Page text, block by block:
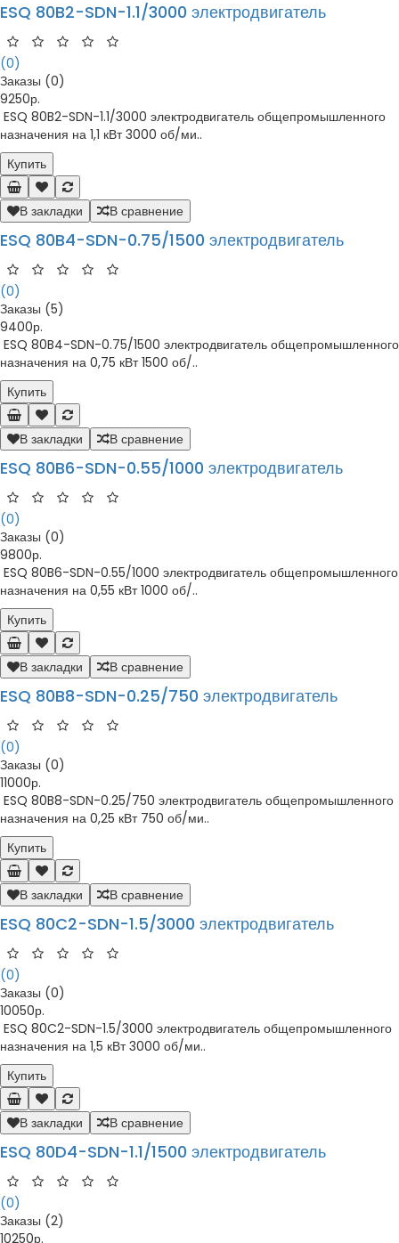
ESQ 80B2-SDN-1.1/3000 электродвигатель
(0)
Заказы (0)
9250р.
ESQ 80B2-SDN-1.1/3000 электродвигатель общепромышленного
назначения на 1,1 кВт 3000 об/ми..
Купить
В закладки В сравнение
ESQ 80B4-SDN-0.75/1500 электродвигатель
(0)
Заказы (5)
9400р.
ESQ 80B4-SDN-0.75/1500 электродвигатель общепромышленного
назначения на 0,75 кВт 1500 об/..
Купить
В закладки В сравнение
ESQ 80B6-SDN-0.55/1000 электродвигатель
(0)
Заказы (0)
9800р.
ESQ 80B6-SDN-0.55/1000 электродвигатель общепромышленного
назначения на 0,55 кВт 1000 об/..
Купить
В закладки В сравнение
ESQ 80B8-SDN-0.25/750 электродвигатель
(0)
Заказы (0)
11000р.
ESQ 80B8-SDN-0.25/750 электродвигатель общепромышленного
назначения на 0,25 кВт 750 об/ми..
Купить
В закладки В сравнение
ESQ 80C2-SDN-1.5/3000 электродвигатель
(0)
Заказы (0)
10050р.
ESQ 80C2-SDN-1.5/3000 электродвигатель общепромышленного
назначения на 1,5 кВт 3000 об/ми..
Купить
В закладки В сравнение
ESQ 80D4-SDN-1.1/1500 электродвигатель
(0)
Заказы (2)
10250р.